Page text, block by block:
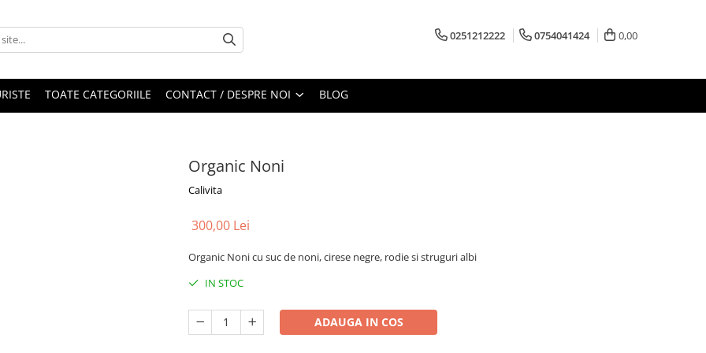
0251212222 0754041424 0,00
TOATE CATEGORIILE CONTACT / DESPRE NOI BLOG
Organic Noni
Calivita
300,00 Lei
Organic Noni cu suc de noni, cirese negre, rodie si struguri albi
IN STOC
ADAUGA IN COS